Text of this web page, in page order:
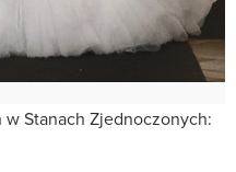
Stanach Zjednoczonych: